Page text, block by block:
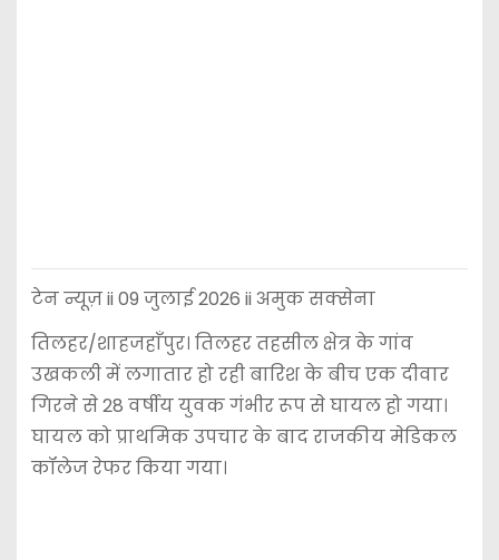
टेन न्यूज़ ii 09 जुलाई 2026 ii अमुक सक्सेना
तिलहर/शाहजहाँपुर। तिलहर तहसील क्षेत्र के गांव
उखकली में लगातार हो रही बारिश के बीच एक दीवार
गिरने से 28 वर्षीय युवक गंभीर रूप से घायल हो गया।
घायल को प्राथमिक उपचार के बाद राजकीय मेडिकल
कॉलेज रेफर किया गया।